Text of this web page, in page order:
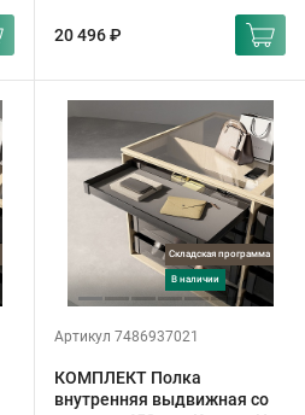
20 496 ₽
Складская программа
в наличии
Артикул 7486937021
КОМПЛЕКТ Полка
внутренняя выдвижная со